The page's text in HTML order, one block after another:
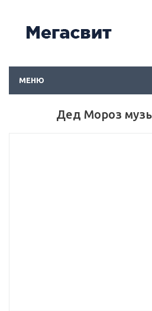
МЕНЮ
Дед Мороз